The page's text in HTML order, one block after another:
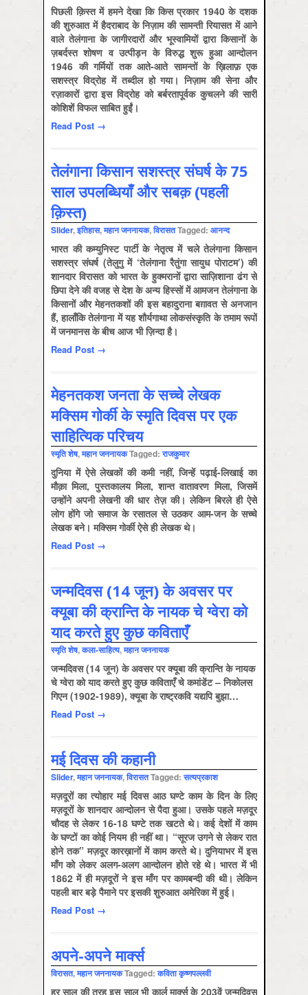
पिछली क़िस्त में हमने देखा कि किस प्रकार 1940 के दशक
की शुरुआत में हैदराबाद के निज़ाम की सामन्ती रियासत में आने
वाले तेलंगाना के जागीरदारों और भूस्वामियों द्वारा किसानों के
ज़बर्दस्त शोषण व उत्पीड़न के विरुद्ध शुरू हुआ आन्दोलन
1946 की गर्मियों तक आते-आते सामन्तों के ख़िलाफ़ एक
सशस्त्र विद्रोह में तब्दील हो गया। निज़ाम की सेना और
रज़ाकारों द्वारा इस विद्रोह को बर्बरतापूर्वक कुचलने की सारी
कोशिशें विफल साबित हुईंं।
Read Post →
तेलंगाना किसान सशस्त्र संघर्ष के 75
साल उपलब्धियाँ और सबक़ (पहली
क़िस्त)
Slider,इतिहास,महान जननायक,विरासतTagged: आनन्द
भारत की कम्युनिस्ट पार्टी के नेतृत्व में चले तेलंगाना किसान
सशस्त्र संघर्ष (तेलुगु में ‘तेलंगाना रैतुंगा सायुध पोराटम’) की
शानदार विरासत को भारत के हुक्मरानों द्वारा साज़िशाना ढंग से
छिपा देने की वजह से देश के अन्य हिस्सों में आमजन तेलंगाना के
किसानों और मेहनतकशों की इस बहादुराना बग़ावत से अनजान
हैं, हालाँकि तेलंगाना में यह शौर्यगाथा लोकसंस्कृति के तमाम रूपों
में जनमानस के बीच आज भी ज़िन्दा है।
Read Post →
मेहनतकश जनता के सच्चे लेखक
मक्सिम गोर्की के स्मृति दिवस पर एक
साहित्यिक परिचय
स्‍मृति शेष,महान जननायकTagged: राजकुमार
दुनिया में ऐसे लेखकों की कमी नहीं, जिन्हें पढ़ाई-लिखाई का
मौक़ा मिला, पुस्तकालय मिला, शान्त वातावरण मिला, जिसमें
उन्होंने अपनी लेखनी की धार तेज़ की। लेकिन बिरले ही ऐसे
लोग होंगे जो समाज के रसातल से उठकर आम-जन के सच्चे
लेखक बने। मक्सिम गोर्की ऐसे ही लेखक थे।
Read Post →
जन्मदिवस (14 जून) के अवसर पर
क्यूबा की क्रान्ति के नायक चे ग्वेरा को
याद करते हुए कुछ कविताएँ
स्‍मृति शेष,कला-साहित्‍य,महान जननायक
जन्मदिवस (14 जून) के अवसर पर क्यूबा की क्रान्ति के नायक
चे ग्वेरा को याद करते हुए कुछ कविताएँ चे कमांडेंट – निकोलस
गिएन (1902-1989), क्यूबा के राष्ट्रकवि यद्यपि बुझा…
Read Post →
मई दिवस की कहानी
Slider,महान जननायक,विरासतTagged: सत्‍यप्रकाश
मज़दूरों का त्योहार मई दिवस आठ घण्टे काम के दिन के लिए
मज़दूरों के शानदार आन्दोलन से पैदा हुआ। उसके पहले मज़दूर
चौदह से लेकर 16-18 घण्टे तक खटते थे। कई देशों में काम
के घण्टों का कोई नियम ही नहीं था। “सूरज उगने से लेकर रात
होने तक” मज़दूर कारख़ानों में काम करते थे। दुनियाभर में इस
माँग को लेकर अलग-अलग आन्दोलन होते रहे थे। भारत में भी
1862 में ही मज़दूरों ने इस माँग पर कामबन्दी की थी। लेकिन
पहली बार बड़े पैमाने पर इसकी शुरुआत अमेरिका में हुई।
Read Post →
अपने-अपने मार्क्स
विरासत,महान जननायकTagged: कविता कृष्‍णपल्‍लवी
हर साल की तरह इस साल भी कार्ल मार्क्स के 203वें जन्मदिवस